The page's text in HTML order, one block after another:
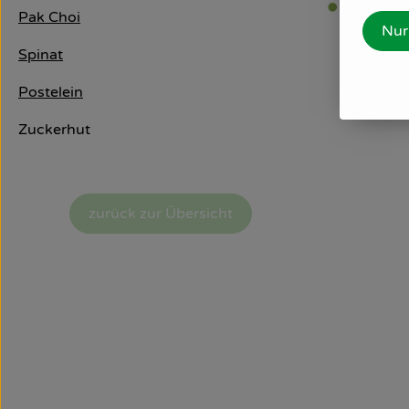
Pak Choi
Spinat
Postelein
Zuckerhut
zurück zur Übersicht